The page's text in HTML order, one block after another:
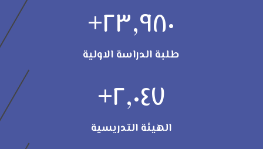
٢٣,٩٨٠+
طلبة الدراسة الاولية
٢,٠٤٧+
الهيئة التدريسية